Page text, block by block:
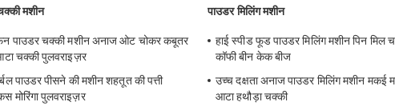
मशीन
पाउडर चक्की मशीन अनाज ओट चोकर कबूतर
चक्की पुलवराइज़र
पाउडर पीसने की मशीन शहतूत की पत्ती
मोरिंगा पुलवराइज़र
पाउडर मिलिंग मशीन
हाई स्पीड फूड पाउडर मिलिंग मशीन पिन मिल
कॉफी बीन केक बीज
उच्च दक्षता अनाज पाउडर मिलिंग मशीन मकई
आटा हथौड़ा चक्की